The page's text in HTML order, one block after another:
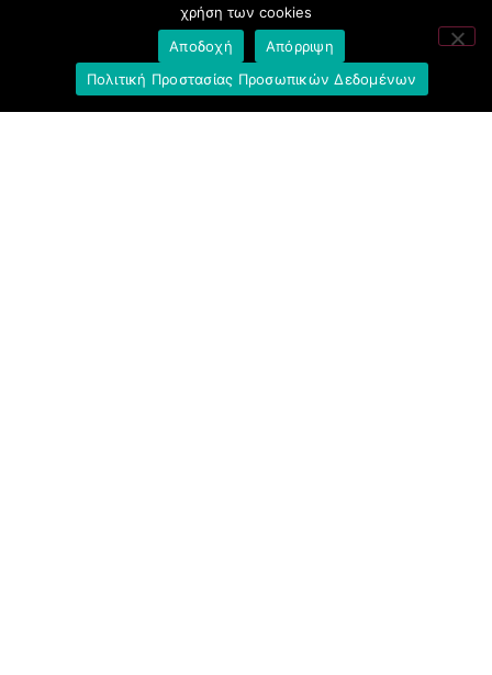
Υπουργείο Εργασίας και Κοινωνικών
Υποθέσεων
χρήση των cookies
Αποδοχή
Απόρριψη
Πολιτική Προστασίας Προσωπικών Δεδομένων